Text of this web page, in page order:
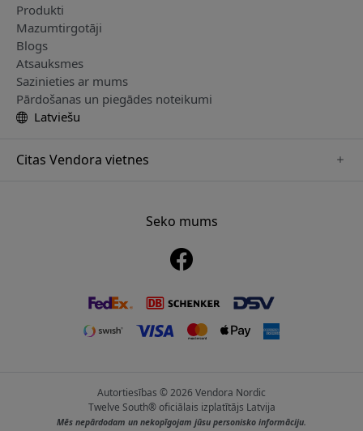
Produkti
Mazumtirgotāji
Blogs
Atsauksmes
Sazinieties ar mums
Pārdošanas un piegādes noteikumi
Latviešu
Citas Vendora vietnes
www.pipetto.se
Seko mums
Autortiesības © 2026 Vendora Nordic
Twelve South® oficiālais izplatītājs Latvija
Mēs nepārdodam un nekopīgojam jūsu personisko informāciju.